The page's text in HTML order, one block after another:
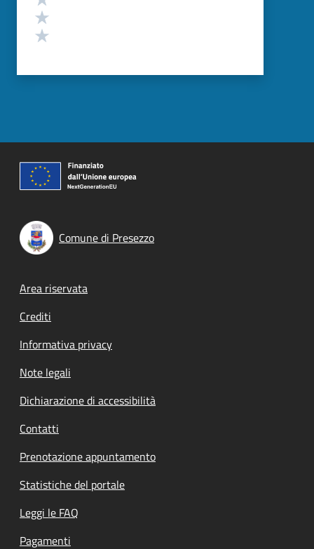
Comune di Presezzo
Footer menu
Area riservata
Crediti
Informativa privacy
Note legali
Dichiarazione di accessibilità
Contatti
Prenotazione appuntamento
Statistiche del portale
Leggi le FAQ
Pagamenti